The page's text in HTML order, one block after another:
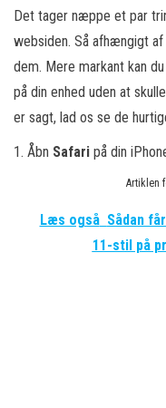
Det tager næppe et par
websiden. Så afhængigt
dem. Mere markant kan
på din enhed uden at
er sagt, lad os se de
1. Åbn Safari på din
Artiklen
Læs også Sådan
11-stil på